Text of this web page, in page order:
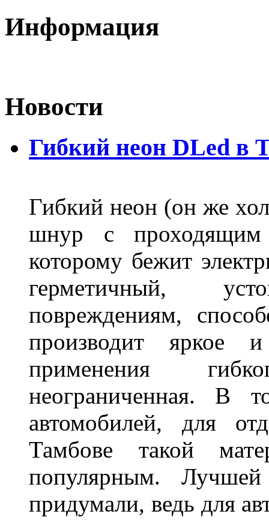
Информация
Новости
Гибкий неон DLed в
Гибкий неон (он же
шнур с
которому бежит
герметичный,
повреждениям,
производит яркое
применения
неограниченная.
автомобилей, для
Тамбове такой
популярным.
придумали, ведь для